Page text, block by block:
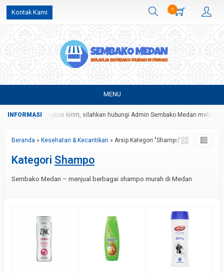
Kontak Kami 0
MENU
harga dan ongkos kirim, silahkan hubungi Admin Sembako Medan melalui
Beranda » Kesehatan & Kecantikan » Arsip Kategori "Shampo"
Kategori Shampo
Sembako Medan – menjual berbagai shampo murah di Medan